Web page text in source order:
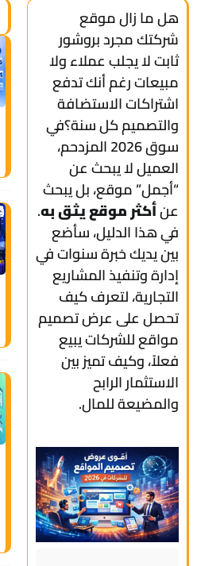
هل ما زال موقع
شركتك مجرد بروشور
ثابت لا يجلب عملاء ولا
مبيعات رغم أنك تدفع
اشتراكات الاستضافة
والتصميم كل سنة؟في
سوق 2026 المزدحم،
العميل لا يبحث عن
“أجمل” موقع، بل يبحث
عنأكثر موقع يثق به.
في هذا الدليل، سأضع
بين يديك خبرة سنوات في
إدارة وتنفيذ المشاريع
التجارية، لتعرف كيف
تحصل على عرض تصميم
مواقع للشركات يبيع
فعلاً، وكيف تميز بين
الاستثمار الرابح
والمضيعة للمال.